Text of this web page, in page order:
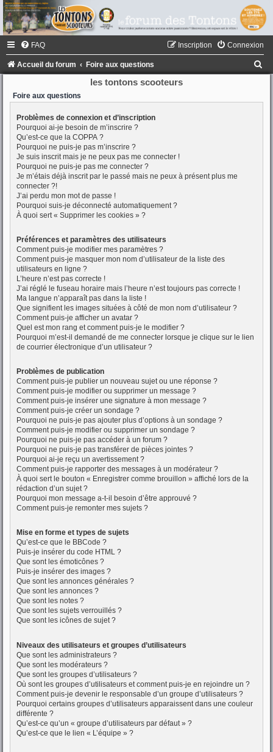
FAQ Connexion
Inscription
Accueil du forum Foire aux questions
les tontons scooteurs
Foire aux questions
Problèmes de connexion et d’inscription
Pourquoi ai-je besoin de m’inscrire ?
Qu’est-ce que la COPPA ?
Pourquoi ne puis-je pas m’inscrire ?
Je suis inscrit mais je ne peux pas me connecter !
Pourquoi ne puis-je pas me connecter ?
Je m’étais déjà inscrit par le passé mais ne peux à présent plus me
connecter ?!
J’ai perdu mon mot de passe !
Pourquoi suis-je déconnecté automatiquement ?
À quoi sert « Supprimer les cookies » ?
Préférences et paramètres des utilisateurs
Comment puis-je modifier mes paramètres ?
Comment puis-je masquer mon nom d’utilisateur de la liste des
utilisateurs en ligne ?
L’heure n’est pas correcte !
J’ai réglé le fuseau horaire mais l’heure n’est toujours pas correcte !
Ma langue n’apparaît pas dans la liste !
Que signifient les images situées à côté de mon nom d’utilisateur ?
Comment puis-je afficher un avatar ?
Quel est mon rang et comment puis-je le modifier ?
Pourquoi m’est-il demandé de me connecter lorsque je clique sur le lien
de courrier électronique d’un utilisateur ?
Problèmes de publication
Comment puis-je publier un nouveau sujet ou une réponse ?
Comment puis-je modifier ou supprimer un message ?
Comment puis-je insérer une signature à mon message ?
Comment puis-je créer un sondage ?
Pourquoi ne puis-je pas ajouter plus d’options à un sondage ?
Comment puis-je modifier ou supprimer un sondage ?
Pourquoi ne puis-je pas accéder à un forum ?
Pourquoi ne puis-je pas transférer de pièces jointes ?
Pourquoi ai-je reçu un avertissement ?
Comment puis-je rapporter des messages à un modérateur ?
À quoi sert le bouton « Enregistrer comme brouillon » affiché lors de la
rédaction d’un sujet ?
Pourquoi mon message a-t-il besoin d’être approuvé ?
Comment puis-je remonter mes sujets ?
Mise en forme et types de sujets
Qu’est-ce que le BBCode ?
Puis-je insérer du code HTML ?
Que sont les émoticônes ?
Puis-je insérer des images ?
Que sont les annonces générales ?
Que sont les annonces ?
Que sont les notes ?
Que sont les sujets verrouillés ?
Que sont les icônes de sujet ?
Niveaux des utilisateurs et groupes d’utilisateurs
Que sont les administrateurs ?
Que sont les modérateurs ?
Que sont les groupes d’utilisateurs ?
Où sont les groupes d’utilisateurs et comment puis-je en rejoindre un ?
Comment puis-je devenir le responsable d’un groupe d’utilisateurs ?
Pourquoi certains groupes d’utilisateurs apparaissent dans une couleur
différente ?
Qu’est-ce qu’un « groupe d’utilisateurs par défaut » ?
Qu’est-ce que le lien « L’équipe » ?